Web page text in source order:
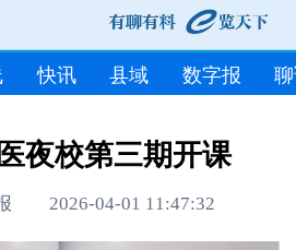
快讯 县域 数字报
夜校第三期开课
2026-04-01 11:47:32